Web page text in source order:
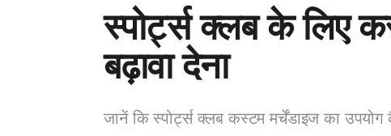
स्पोर्ट्स क्लब के लिए
बढ़ावा देना
जानें कि स्पोर्ट्स क्लब कस्टम मर्चेंडाइज का